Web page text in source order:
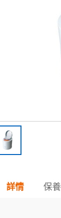
詳情 保養